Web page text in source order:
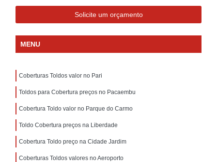
Solicite um orçamento
MENU
Coberturas Toldos valor no Pari
Toldos para Cobertura preços no Pacaembu
Cobertura Toldo valor no Parque do Carmo
Toldo Cobertura preços na Liberdade
Cobertura Toldo preço na Cidade Jardim
Coberturas Toldos valores no Aeroporto